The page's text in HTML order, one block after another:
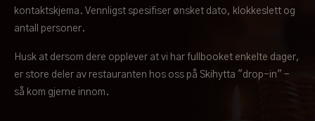
kontaktskjema. Vennligst spesifiser ønsket dato, klokkeslett og
antall personer.
Husk at dersom dere opplever at vi har fullbooket enkelte dager,
er store deler av restauranten hos oss på Skihytta "drop-in" -
så kom gjerne innom.